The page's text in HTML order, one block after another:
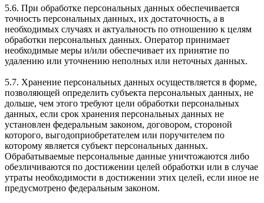
5.6. При обработке персональных данных обеспечивается
точность персональных данных, их достаточность, а в
необходимых случаях и актуальность по отношению к целям
обработки персональных данных. Оператор принимает
необходимые меры и/или обеспечивает их принятие по
удалению или уточнению неполных или неточных данных.
5.7. Хранение персональных данных осуществляется в форме,
позволяющей определить субъекта персональных данных, не
дольше, чем этого требуют цели обработки персональных
данных, если срок хранения персональных данных не
установлен федеральным законом, договором, стороной
которого, выгодоприобретателем или поручителем по
которому является субъект персональных данных.
Обрабатываемые персональные данные уничтожаются либо
обезличиваются по достижении целей обработки или в случае
утраты необходимости в достижении этих целей, если иное не
предусмотрено федеральным законом.